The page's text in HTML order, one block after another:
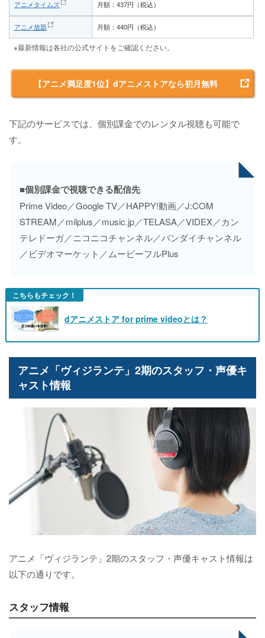
アニメタイムズ 月額：437円（税込）
アニメ放題 月額：440円（税込）
※最新情報は各社の公式サイトをご確認ください。
【アニメ満足度1位】dアニメストアなら初月無料
下記のサービスでは、個別課金でのレンタル視聴も可能で
す。
■個別課金で視聴できる配信先
Prime Video／Google TV／HAPPY!動画／J:COM
STREAM／milplus／music.jp／TELASA／VIDEX／カン
テレドーガ／ニコニコチャンネル／バンダイチャンネル
／ビデオマーケット／ムービーフルPlus
こちらもチェック！
dアニメストア for prime videoとは？
アニメ「ヴィジランテ」2期のスタッフ・声優キ
ャスト情報
アニメ「ヴィジランテ」2期のスタッフ・声優キャスト情報は
以下の通りです。
スタッフ情報